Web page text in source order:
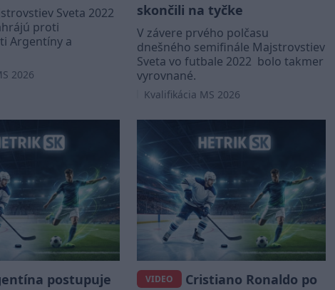
Sveta 2022
proti
Argentíny a
2026
skončili na tyčke
V závere prvého polčasu
dnešného semifinále Majstrovstiev
Sveta vo futbale 2022 bolo takmer
vyrovnané.
Kvalifikácia MS 2026
postupuje
VIDEO
Cristiano Ronaldo po